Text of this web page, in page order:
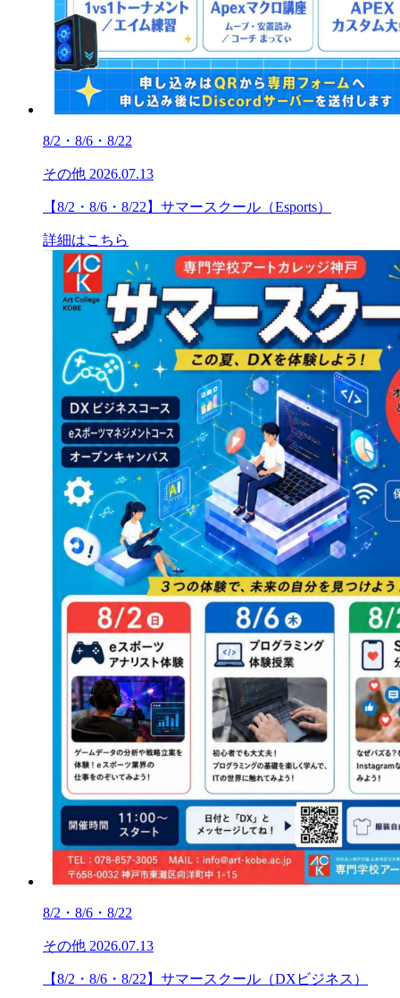
8/2・8/6・8/22
その他 2026.07.13
【8/2・8/6・8/22】サマースクール（Esports）
詳細はこちら
8/2・8/6・8/22
その他 2026.07.13
【8/2・8/6・8/22】サマースクール（DXビジネス）